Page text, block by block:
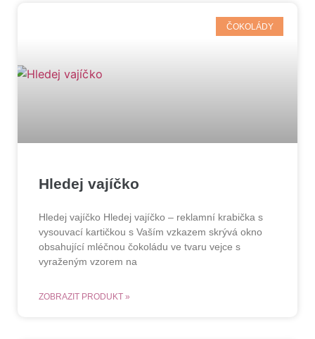
ČOKOLÁDY
Hledej vajíčko
Hledej vajíčko Hledej vajíčko – reklamní krabička s
vysouvací kartičkou s Vaším vzkazem skrývá okno
obsahující mléčnou čokoládu ve tvaru vejce s
vyraženým vzorem na
ZOBRAZIT PRODUKT »